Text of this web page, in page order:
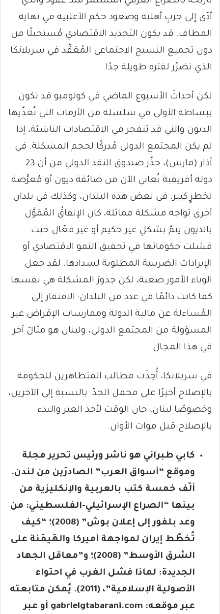
أدّى إلى حربٍ أهلية وصعود حكم الأغلبية في نهاية
المطاف. قد يكون التجديد الاقتصادي مُستحيلًا من
دون تجميع النسيج الاجتماعي المُعَقَّد في سريلانكا
الذي تضرّر لفترة طويلة جدًا.
لكن أحداثَ الأسبوع الماضي في كولومبو قد تكون
ببساطة الأولى في سلسلة من الأزمات التي تُغذّيها
الديون والتي قد تنفجر في الاقتصادات الناشئة، إذا
لم يكن المجتمع الدولي مُدركًا لحجم المشكلة. في
آذار (مارس)، حذّر صندوق النقد الدولي من أن 23
دولة أفريقية تُعاني الآن من ضائقة ديون أو مُعرَّضة
لخطرٍ كبير. في بعض هذه البلدان، وكذلك في بلدان
أخرى تواجه مشكلة مماثلة، كان الإنفاقُ المُمَوَّل
بالديون يتمّ بشكلٍ غير حكيم أو غير فعّال حيث
فشلت حكوماتها في تحقيق النمو الاقتصادي أو
الإيرادات الضريبية المطلوبة لسدادها. لقد جعل
الوباء الأمور صعبة، لكن جذورَ المشكلة هي نفسها
كما كانت دائمًا في عدد من البلدان: الافتقار إلى
المُساءلة عن مالية الدولة وممارسات الإقراض غير
المسؤولة من المجتمع الدولي، ولبنان هو مثالٌ آخر
في هذا المجال.
في سريلانكا، أُخِذَت مطالب المتظاهرين للحكومة
بالإصلاح أخيرًا على محمل الجدّ. بالنسبة إلى الآخرين،
وخصوصًا لبنان، حان الوقت لأخذ العبر والبدء
بالإصلاح قبل فوات الأوان.
كابي طبراني هو ناشر ورئيس تحرير مجلة
وموقع “أسواق العرب” الصادرَين من لندن.
ألّف خمسة كتب بالعربية والإنكليزية من
بينها “الصراع الإسرائيلي-الفلسطيني: من
وعد بلفور إلى إعلان بوش” (2008)؛ “كيف
تُخطّط إيران لمواجهة أميركا والهَيمَنة على
الشرق الأوسط” (2008)؛ و”معاقل الجهاد
الجديدة: لماذا فشل الغرب في احتواء
الأصولية الإسلامية”، (2011). يُمكن متابعته
عبر موقعه: gabrielgtabarani.com أو عبر